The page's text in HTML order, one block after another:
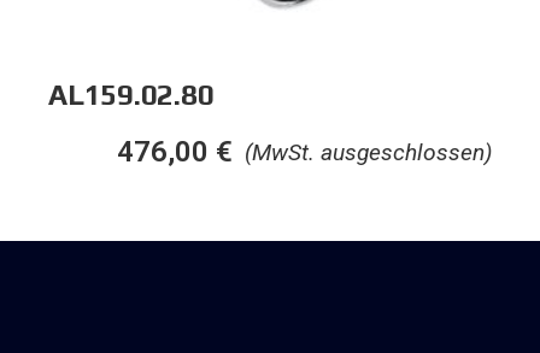
AL159.02.80
(MwSt. ausgeschlossen)
476,00 €